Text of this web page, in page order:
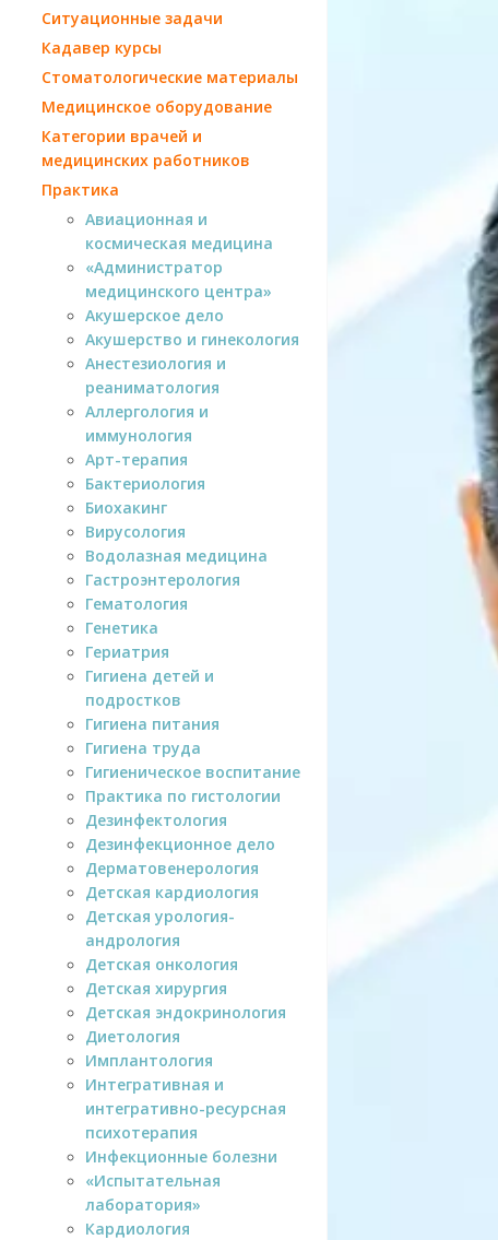
Ситуационные задачи
Кадавер курсы
Стоматологические материалы
Медицинское оборудование
Категории врачей и
медицинских работников
Практика
Авиационная и
космическая медицина
«Администратор
медицинского центра»
Акушерское дело
Акушерство и гинекология
Анестезиология и
реаниматология
Аллергология и
иммунология
Арт-терапия
Бактериология
Биохакинг
Вирусология
Водолазная медицина
Гастроэнтерология
Гематология
Генетика
Гериатрия
Гигиена детей и
подростков
Гигиена питания
Гигиена труда
Гигиеническое воспитание
Практика по гистологии
Дезинфектология
Дезинфекционное дело
Дерматовенерология
Детская кардиология
Детская урология-
андрология
Детская онкология
Детская хирургия
Детская эндокринология
Диетология
Имплантология
Интегративная и
интегративно-ресурсная
психотерапия
Инфекционные болезни
«Испытательная
лаборатория»
Кардиология